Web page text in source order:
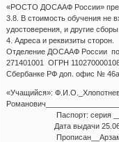
«РОСТО ДОСААФ России»
3.8. В стоимость обучения не
удостоверения, и другие
4. Адреса и реквизиты сторон.
Отделение ДОСААФ России по
271401001 ОГРН
Сбербанке РФ доп. офис №
«Учащийся»:
Паспорт: серия
Дата выдачи
Прописан__Арзамас Дом